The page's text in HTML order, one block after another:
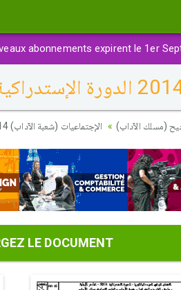
abonnements expirent le 1er
(مسلك الآداب) الإجتماعيات (شعبة الآداب) 2014 الدورة الإستدراكية - التصحيح
LE DOCUMENT